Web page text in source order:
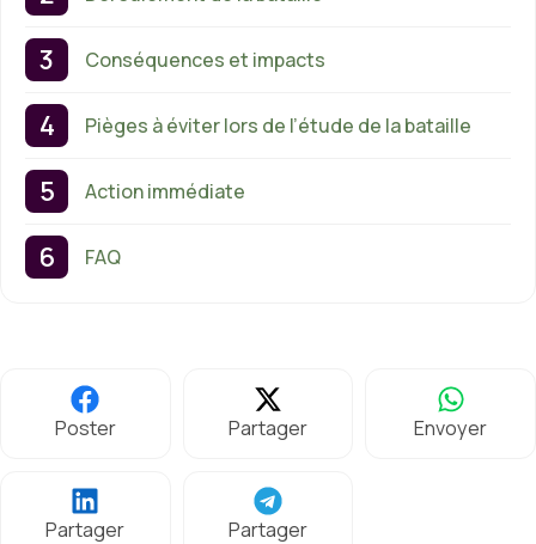
Conséquences et impacts
Pièges à éviter lors de l’étude de la bataille
Action immédiate
FAQ
Poster Partager Envoyer
Partager Partager